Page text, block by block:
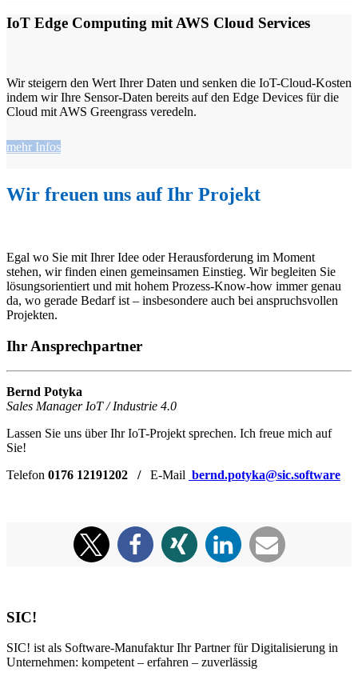
IoT Edge Computing mit AWS Cloud Services
Wir steigern den Wert Ihrer Daten und senken die IoT-Cloud-Kosten
indem wir Ihre Sensor-Daten bereits auf den Edge Devices für die
Cloud mit AWS Greengrass veredeln.
mehr Infos
Wir freuen uns auf Ihr Projekt
Egal wo Sie mit Ihrer Idee oder Herausforderung im Moment
stehen, wir finden einen gemeinsamen Einstieg. Wir begleiten Sie
lösungsorientiert und mit hohem Prozess-Know-how immer genau
da, wo gerade Bedarf ist – insbesondere auch bei anspruchsvollen
Projekten.
Ihr Ansprechpartner
Bernd Potyka
Sales Manager IoT / Industrie 4.0
Lassen Sie uns über Ihr IoT-Projekt sprechen. Ich freue mich auf
Sie!
Telefon 0176 12191202 / E-Mail bernd.potyka@sic.software
SIC!
SIC! ist als Software-Manufaktur Ihr Partner für Digitalisierung in
Unternehmen: kompetent – erfahren – zuverlässig